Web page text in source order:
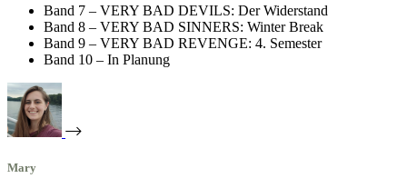
Band 7 – VERY BAD DEVILS: Der Widerstand
Band 8 – VERY BAD SINNERS: Winter Break
Band 9 – VERY BAD REVENGE: 4. Semester
Band 10 – In Planung
Mary